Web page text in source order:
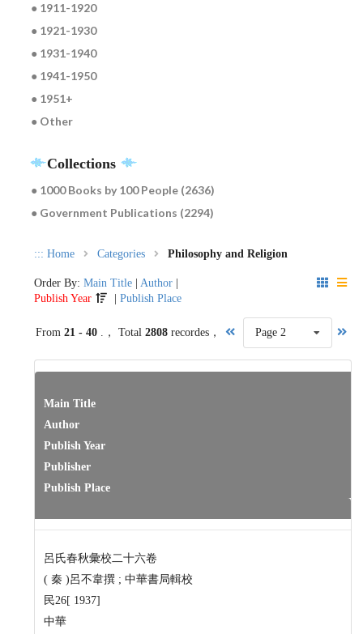
● 1911-1920
● 1921-1930
● 1931-1940
● 1941-1950
● 1951+
● Other
Collections
● 1000 Books by 100 People (2636)
● Government Publications (2294)
::: Home Categories Philosophy and Religion
Order By: Main Title Author
Publish Year
|Publish Place
From 21 - 40 .， Total 2808recordes， Page 2
Main Title
Author
Publish Year
Publisher
Publish Place
呂氏春秋彙校二十六卷
( 秦 )呂不韋撰 ; 中華書局輯校
民26[ 1937]
中華